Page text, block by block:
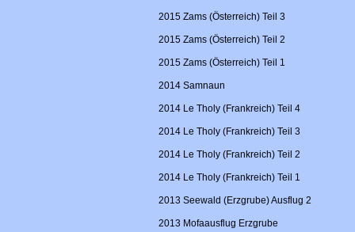
2015 Zams (Österreich) Teil 3
2015 Zams (Österreich) Teil 2
2015 Zams (Österreich) Teil 1
2014 Samnaun
2014 Le Tholy (Frankreich) Teil 4
2014 Le Tholy (Frankreich) Teil 3
2014 Le Tholy (Frankreich) Teil 2
2014 Le Tholy (Frankreich) Teil 1
2013 Seewald (Erzgrube) Ausflug 2
2013 Mofaausflug Erzgrube